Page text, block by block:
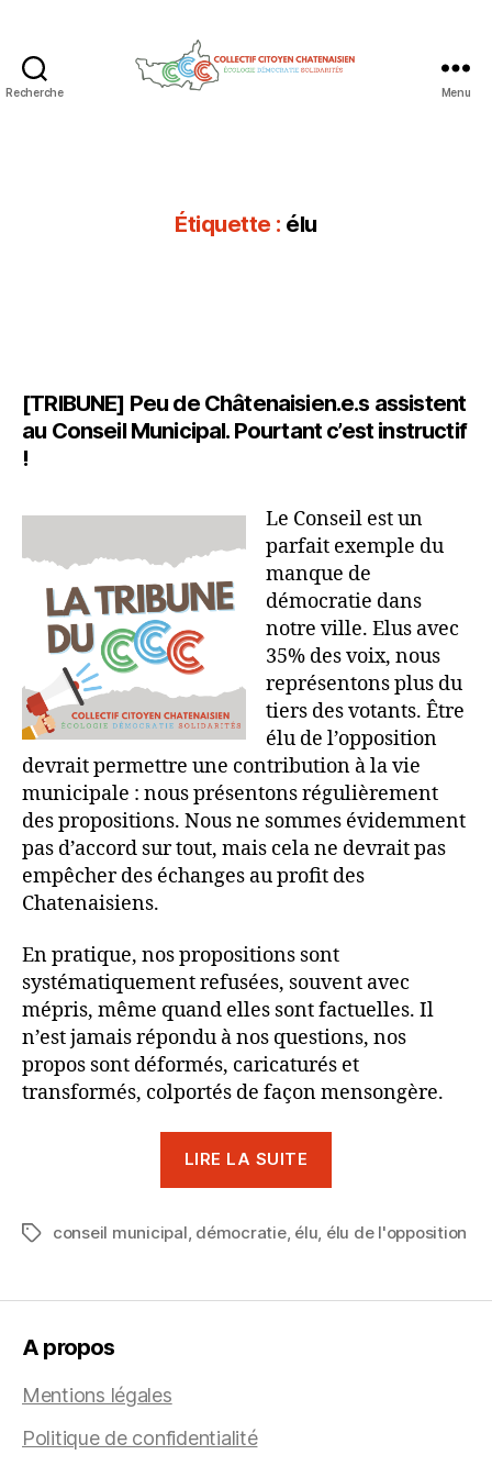
Recherche Menu
Étiquette : élu
[TRIBUNE] Peu de Châtenaisien.e.s assistent
au Conseil Municipal. Pourtant c’est instructif
!
Le Conseil est un
parfait exemple du
manque de
démocratie dans
notre ville. Elus avec
35% des voix, nous
représentons plus du
tiers des votants. Être
élu de l’opposition
devrait permettre une contribution à la vie
municipale : nous présentons régulièrement
des propositions. Nous ne sommes évidemment
pas d’accord sur tout, mais cela ne devrait pas
empêcher des échanges au profit des
Chatenaisiens.
En pratique, nos propositions sont
systématiquement refusées, souvent avec
mépris, même quand elles sont factuelles. Il
n’est jamais répondu à nos questions, nos
propos sont déformés, caricaturés et
transformés, colportés de façon mensongère.
LIRE LA SUITE
Châtenaisien.e.s
au
Étiquettes
conseil municipal, démocratie, élu, élu de l'opposition
A propos
Mentions légales
Politique de confidentialité